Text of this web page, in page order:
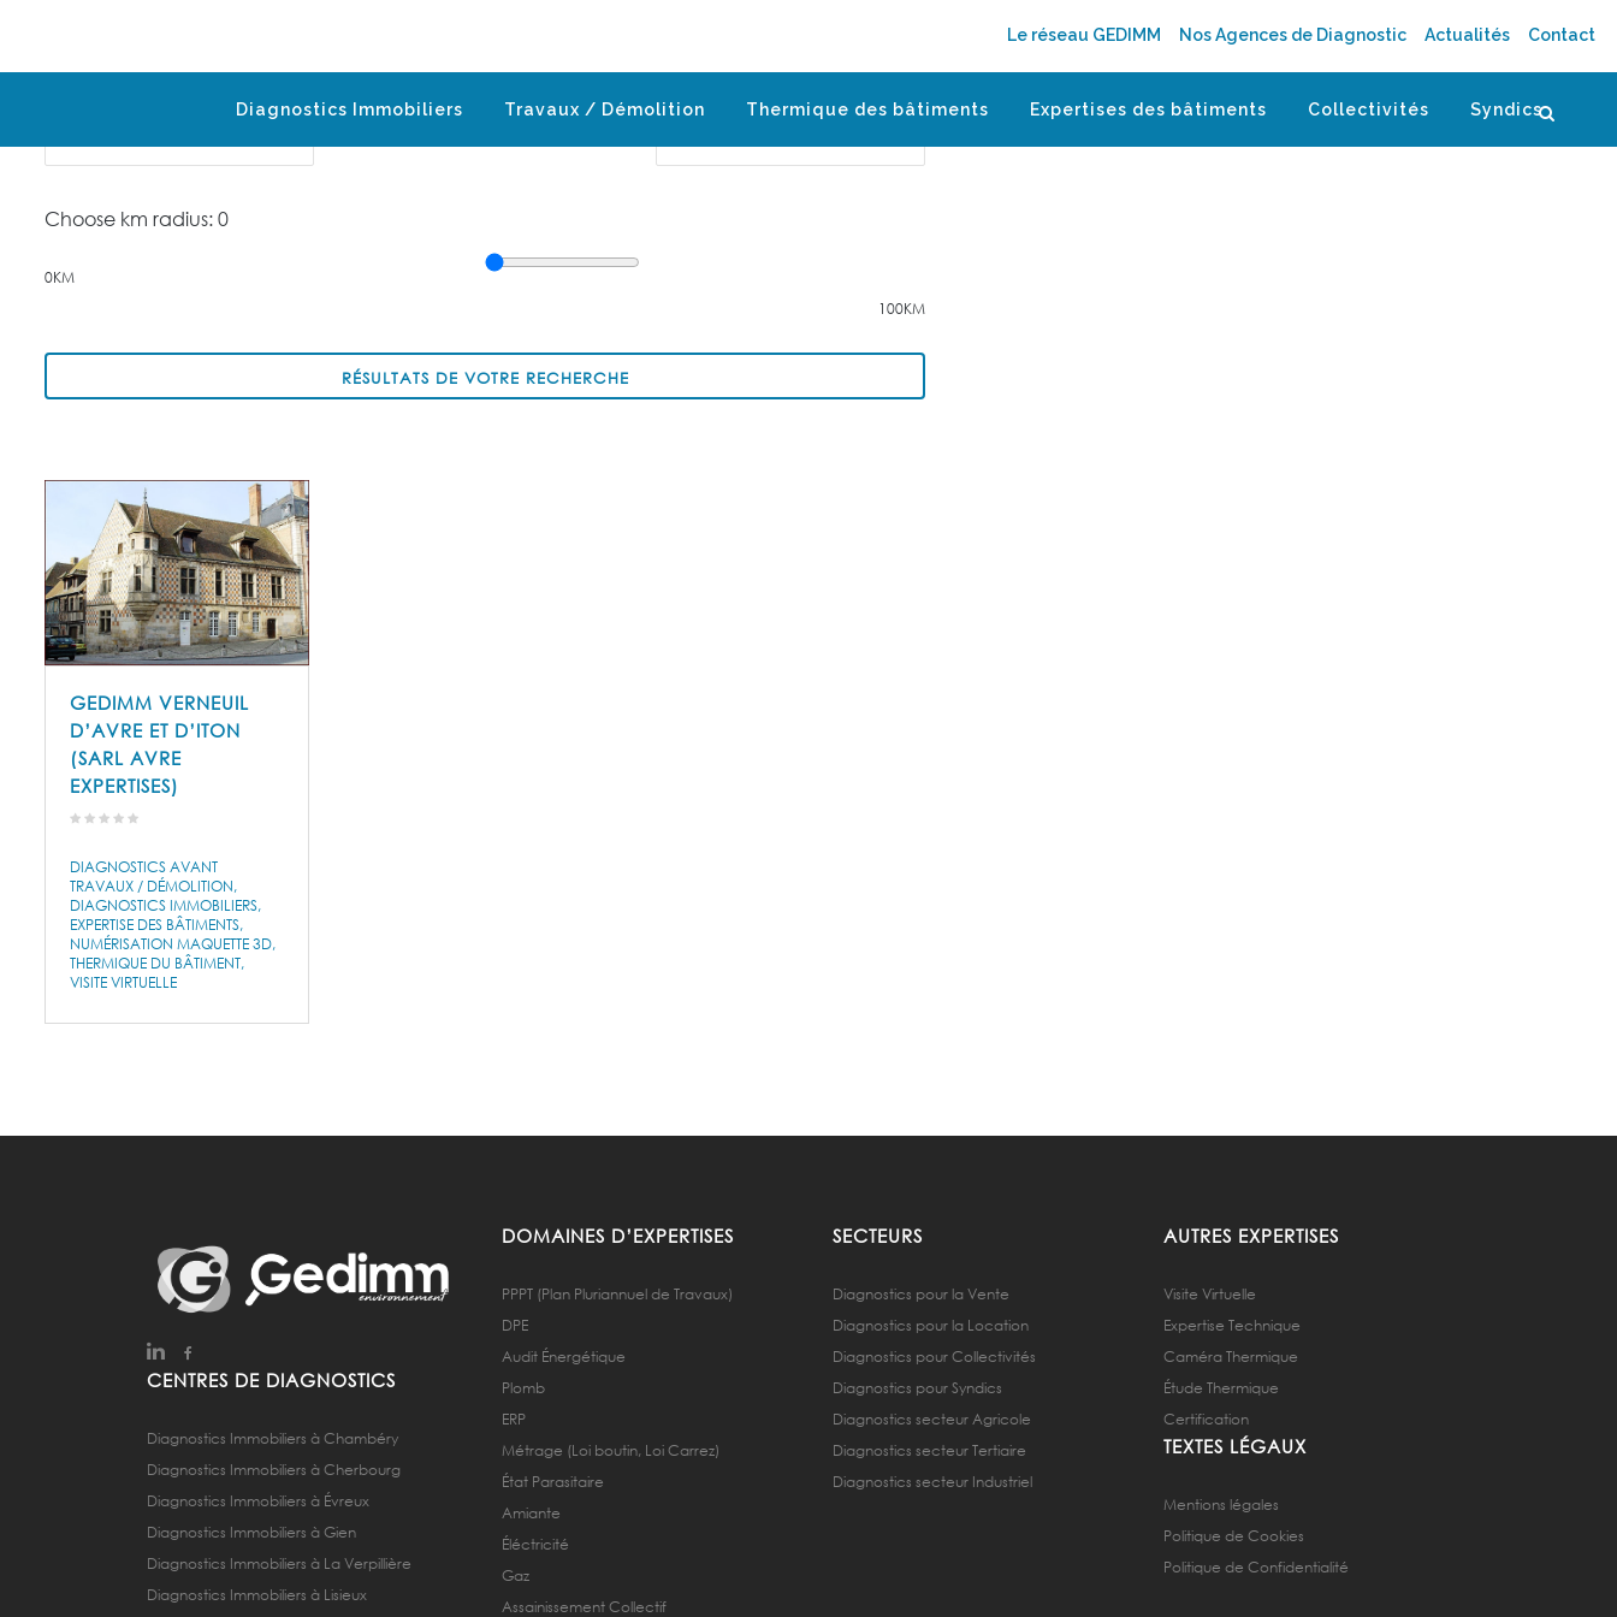
Le réseau GEDIMM Nos Agences de Diagnostic Actualités Contact
Diagnostics Immobiliers Travaux / Démolition Thermique des bâtiments Expertises des bâtiments Collectivités Syndics
Choose km radius:0
0KM
100KM
RÉSULTATS DE VOTRE RECHERCHE
GEDIMM VERNEUIL
D’AVRE ET D’ITON
(SARL AVRE
EXPERTISES)
DIAGNOSTICS AVANT
TRAVAUX / DÉMOLITION
DIAGNOSTICS IMMOBILIERS
EXPERTISE DES BÂTIMENTS
NUMÉRISATION MAQUETTE 3D
THERMIQUE DU BÂTIMENT
VISITE VIRTUELLE
CENTRES DE DIAGNOSTICS
Diagnostics Immobiliers à Chambéry
Diagnostics Immobiliers à Cherbourg
Diagnostics Immobiliers à Évreux
Diagnostics Immobiliers à Gien
Diagnostics Immobiliers à La Verpillière
Diagnostics Immobiliers à Lisieux
DOMAINES D’EXPERTISES
PPPT (Plan Pluriannuel de Travaux)
DPE
Audit Énergétique
Plomb
ERP
Métrage (Loi boutin, Loi Carrez)
État Parasitaire
Amiante
Éléctricité
Gaz
Assainissement Collectif
SECTEURS
Diagnostics pour la Vente
Diagnostics pour la Location
Diagnostics pour Collectivités
Diagnostics pour Syndics
Diagnostics secteur Agricole
Diagnostics secteur Tertiaire
Diagnostics secteur Industriel
AUTRES EXPERTISES
Visite Virtuelle
Expertise Technique
Caméra Thermique
Étude Thermique
Certification
TEXTES LÉGAUX
Mentions légales
Politique de Cookies
Politique de Confidentialité